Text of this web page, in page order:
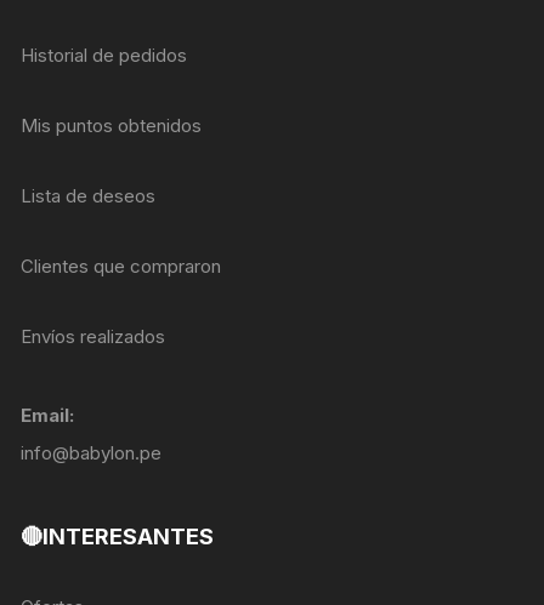
Historial de pedidos
Mis puntos obtenidos
Lista de deseos
Clientes que compraron
Envíos realizados
Email:
info@babylon.pe
🔴INTERESANTES